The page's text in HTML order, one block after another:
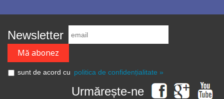
Newsletter
sunt de acord cu politica de confidențialitate »
Urmărește-ne